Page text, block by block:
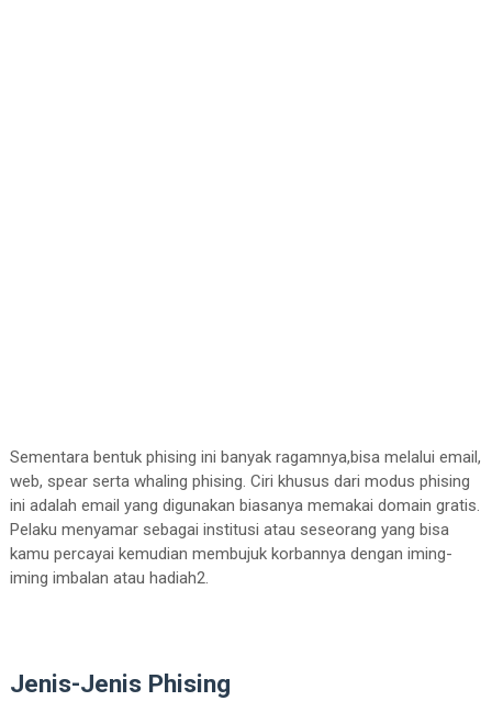
Sementara bentuk phising ini banyak ragamnya,bisa melalui email,
web, spear serta whaling phising. Ciri khusus dari modus phising
ini adalah email yang digunakan biasanya memakai domain gratis.
Pelaku menyamar sebagai institusi atau seseorang yang bisa
kamu percayai kemudian membujuk korbannya dengan iming-
iming imbalan atau hadiah2.
Jenis-Jenis Phising